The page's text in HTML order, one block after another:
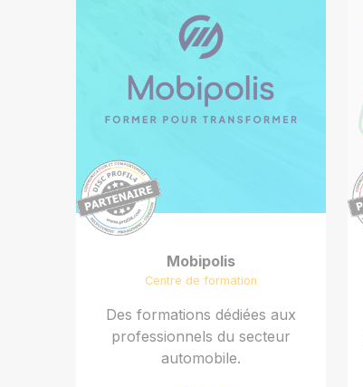
Mobipolis
Centre de formation
Des formations dédiées aux
professionnels du secteur
automobile.